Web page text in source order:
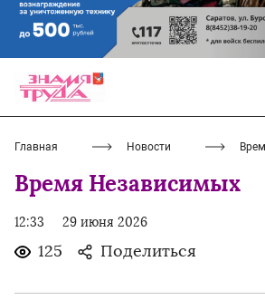
Главная Новости
Время Независимых
12:33 29 июня 2026
125 Поделиться